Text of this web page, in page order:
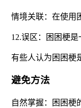
情境关联：在使用
12.误区：困困梗
有些人认为困困梗
避免方法
自然掌握：困困梗